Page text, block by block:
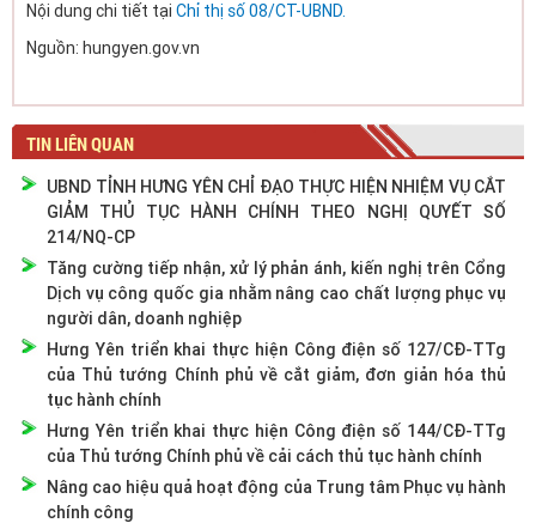
Nội dung chi tiết tại Chỉ thị số 08/CT-UBND.
Nguồn: hungyen.gov.vn
TIN LIÊN QUAN
UBND TỈNH HƯNG YÊN CHỈ ĐẠO THỰC HIỆN NHIỆM VỤ CẮT
GIẢM THỦ TỤC HÀNH CHÍNH THEO NGHỊ QUYẾT SỐ
214/NQ-CP
Tăng cường tiếp nhận, xử lý phản ánh, kiến nghị trên Cổng
Dịch vụ công quốc gia nhằm nâng cao chất lượng phục vụ
người dân, doanh nghiệp
Hưng Yên triển khai thực hiện Công điện số 127/CĐ-TTg
của Thủ tướng Chính phủ về cắt giảm, đơn giản hóa thủ
tục hành chính
Hưng Yên triển khai thực hiện Công điện số 144/CĐ-TTg
của Thủ tướng Chính phủ về cải cách thủ tục hành chính
Nâng cao hiệu quả hoạt động của Trung tâm Phục vụ hành
chính công